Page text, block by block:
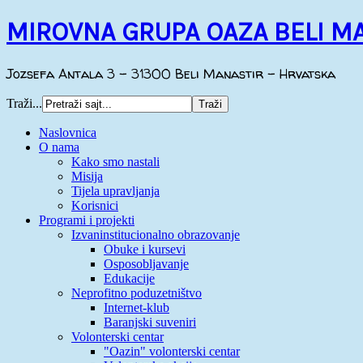
MIROVNA GRUPA OAZA BELI
Jozsefa Antala 3 - 31300 Beli Manastir - Hrvatska
Traži...
Naslovnica
O nama
Kako smo nastali
Misija
Tijela upravljanja
Korisnici
Programi i projekti
Izvaninstitucionalno obrazovanje
Obuke i kursevi
Osposobljavanje
Edukacije
Neprofitno poduzetništvo
Internet-klub
Baranjski suveniri
Volonterski centar
"Oazin" volonterski centar